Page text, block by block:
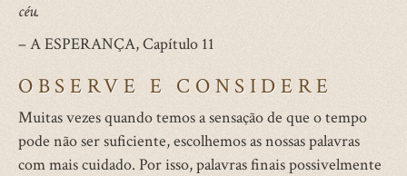
céu.
– A ESPERANÇA, Capítulo 11
OBSERVE E CONSIDERE
Muitas vezes quando temos a sensação de que o tempo
pode não ser suficiente, escolhemos as nossas palavras
com mais cuidado. Por isso, palavras finais possivelmente